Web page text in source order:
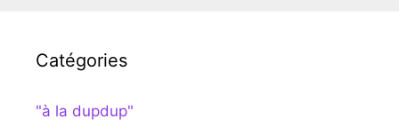
Catégories
"à la dupdup"